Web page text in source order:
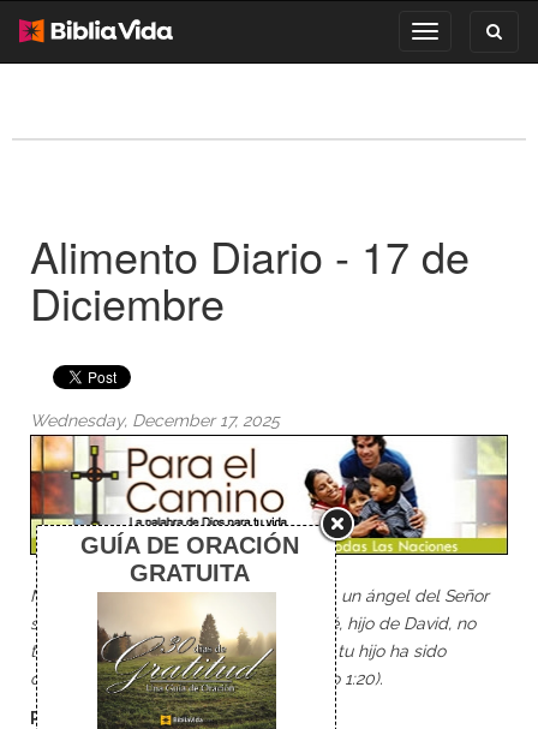
Toggle
navigation
Alimento Diario - 17 de
Diciembre
Wednesday, December 17, 2025
Mientras José reflexionaba al respecto, un ángel del Señor
se le apareció en sueños y le dijo: “José, hijo de David, no
temas recibir a María, tu mujer, porque tu hijo ha sido
concebido por el Espíritu Santo” (Mateo 1:20).
PREOCUPACIÓN